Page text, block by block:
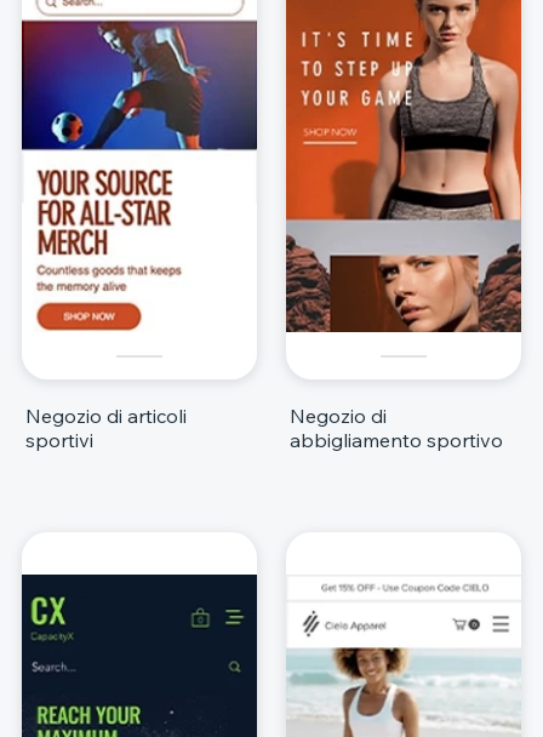
Negozio di articoli
sportivi
Negozio di
abbigliamento sportivo